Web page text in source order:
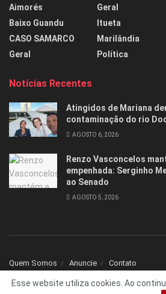
Aimorés
Baixo Guandu
CASO SAMARCO
Geral
Geral
Itueta
Marilândia
Política
Notícias Recentes
Atingidos de Mariana
contaminação do rio
AGOSTO 6, 2026
Renzo Vasconcelos
empenhada: Serginho
ao Senado
AGOSTO 5, 2026
Quem Somos Anuncie Contato
© 2025 Todos os direitos reservados Folha1 -
Esse website utiliza cookies. Ao